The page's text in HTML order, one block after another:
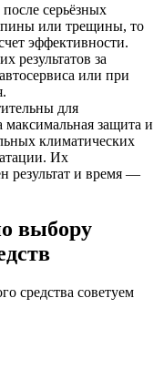
после серьёзных
или трещины, то
эффективности.
результатов за
или при
для
максимальная защита и
климатических
Их
результат и время —
выбору
средства советуем